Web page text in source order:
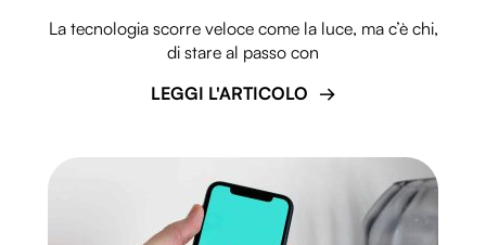
La tecnologia scorre veloce come la luce, ma c’è chi,
di stare al passo con
LEGGI L'ARTICOLO